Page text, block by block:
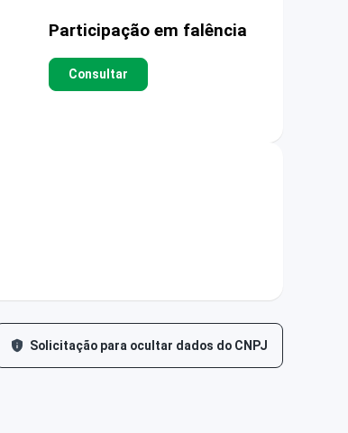
Participação em falência
Consultar
Solicitação para ocultar dados do CNPJ